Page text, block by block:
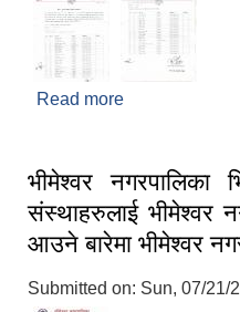
Read more
भीमेश्वर
संस्थाहरुलाई भीमेश्वर
आउने बारेमा भीमेश्वर
Submitted on: Sun, 07/21/